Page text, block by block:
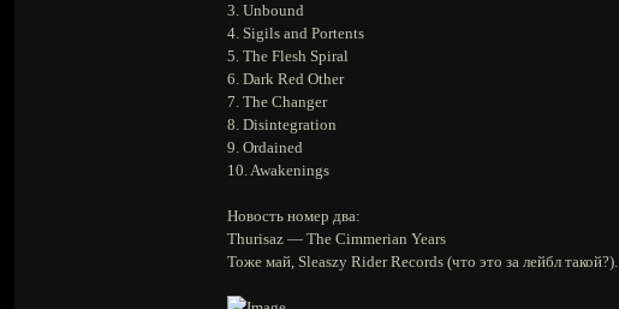
3. Unbound
4. Sigils and Portents
5. The Flesh Spiral
6. Dark Red Other
7. The Changer
8. Disintegration
9. Ordained
10. Awakenings
Новость номер два:
Thurisaz — The Cimmerian Years
Тоже май, Sleaszy Rider Records (что это за лейбл такой?).